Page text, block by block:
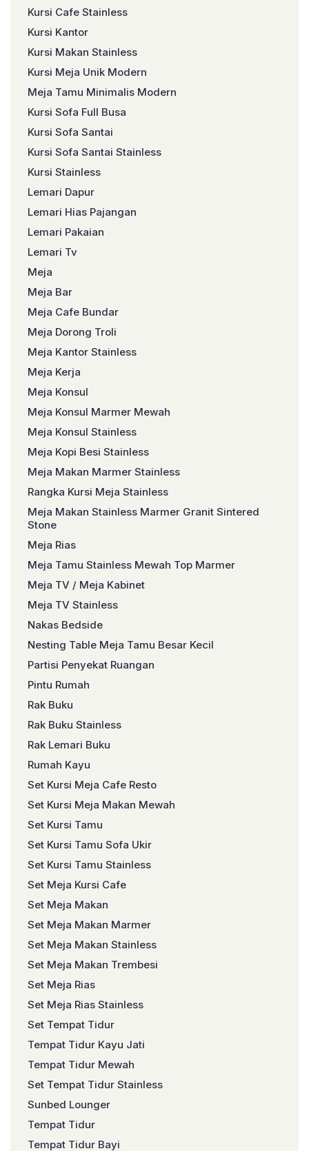
Kursi Cafe Stainless
Kursi Kantor
Kursi Makan Stainless
Kursi Meja Unik Modern
Meja Tamu Minimalis Modern
Kursi Sofa Full Busa
Kursi Sofa Santai
Kursi Sofa Santai Stainless
Kursi Stainless
Lemari Dapur
Lemari Hias Pajangan
Lemari Pakaian
Lemari Tv
Meja
Meja Bar
Meja Cafe Bundar
Meja Dorong Troli
Meja Kantor Stainless
Meja Kerja
Meja Konsul
Meja Konsul Marmer Mewah
Meja Konsul Stainless
Meja Kopi Besi Stainless
Meja Makan Marmer Stainless
Rangka Kursi Meja Stainless
Meja Makan Stainless Marmer Granit Sintered
Stone
Meja Rias
Meja Tamu Stainless Mewah Top Marmer
Meja TV / Meja Kabinet
Meja TV Stainless
Nakas Bedside
Nesting Table Meja Tamu Besar Kecil
Partisi Penyekat Ruangan
Pintu Rumah
Rak Buku
Rak Buku Stainless
Rak Lemari Buku
Rumah Kayu
Set Kursi Meja Cafe Resto
Set Kursi Meja Makan Mewah
Set Kursi Tamu
Set Kursi Tamu Sofa Ukir
Set Kursi Tamu Stainless
Set Meja Kursi Cafe
Set Meja Makan
Set Meja Makan Marmer
Set Meja Makan Stainless
Set Meja Makan Trembesi
Set Meja Rias
Set Meja Rias Stainless
Set Tempat Tidur
Tempat Tidur Kayu Jati
Tempat Tidur Mewah
Set Tempat Tidur Stainless
Sunbed Lounger
Tempat Tidur
Tempat Tidur Bayi